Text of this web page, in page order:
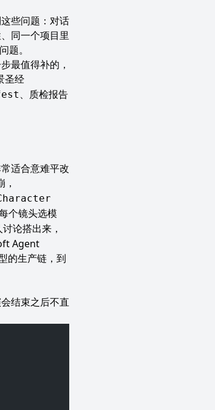
些问题：对话
同一个项目里
。
最值得补的，
圣经
、质检报告
适合意难平改
个镜头选模
论搭出来，
Agent
的生产链，到
结束之后不直